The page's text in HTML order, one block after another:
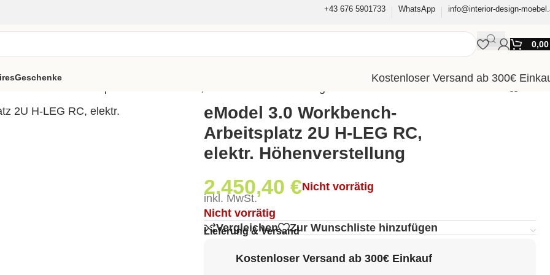
+43 676 5901733 WhatsApp info@interior-design-
Geschenke
Kostenloser Versand ab 300€
eModel 3.0 Workbench-
Arbeitsplatz 2U H-LEG RC,
elektr. Höhenverstellung
2.450,40 €Nicht vorrätig
inkl. MwSt.
Nicht vorrätig
Vergleichen
Zur Wunschliste hinzufügen
Lieferung & Versand
Kostenloser Versand ab 300€ Einkauf